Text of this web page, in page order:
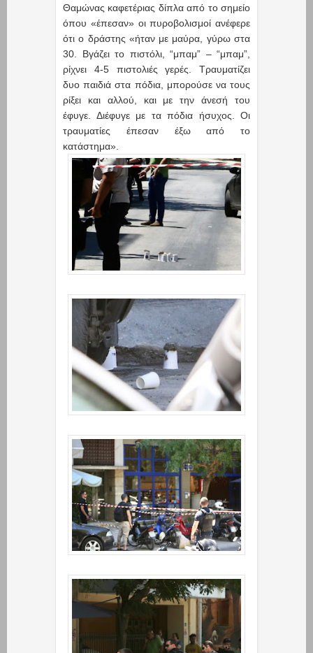
Θαμώνας καφετέριας δίπλα από το σημείο
όπου «έπεσαν» οι πυροβολισμοί ανέφερε
ότι ο δράστης «ήταν με μαύρα, γύρω στα
30. Βγάζει το πιστόλι, “μπαμ” – “μπαμ”,
ρίχνει 4-5 πιστολιές γερές. Τραυματίζει
δυο παιδιά στα πόδια, μπορούσε να τους
ρίξει και αλλού, και με την άνεσή του
έφυγε. Διέφυγε με τα πόδια ήσυχος. Οι
τραυματίες έπεσαν έξω από το
κατάστημα».